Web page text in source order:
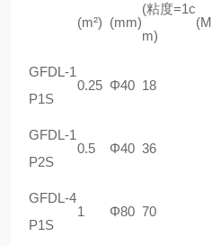
(m²) (mm)
(粘度=1c
m)
GFDL-1
P1S
0.25 Φ40 18
GFDL-1
P2S
0.5 Φ40 36
GFDL-4
P1S
1 Φ80 70